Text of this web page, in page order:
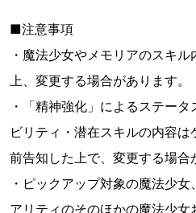
■注意事項
・魔法少女やメモリアのスキ
上、変更する場合があります。
・「精神強化」によるステー
ビリティ・潜在スキルの内容
前告知した上で、変更する場合
・ピックアップ対象の魔法少
アリティのそのほかの魔法少